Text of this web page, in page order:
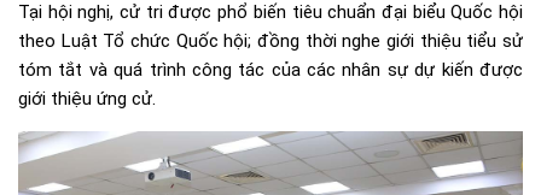
Tại hội nghị, cử tri được phổ biến tiêu chuẩn đại biểu Quốc hội
theo Luật Tổ chức Quốc hội; đồng thời nghe giới thiệu tiểu sử
tóm tắt và quá trình công tác của các nhân sự dự kiến được
giới thiệu ứng cử.